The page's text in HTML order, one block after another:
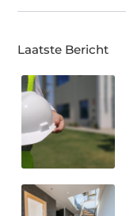
Laatste Bericht